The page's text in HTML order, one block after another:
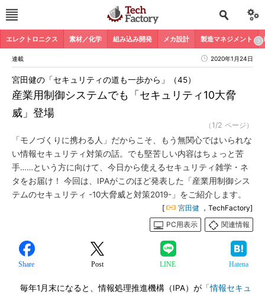
エレクトロニクス 素材／化学 組み込み開発 メカ設計 製造マネジメント
連載 2020年1月24日
産業用制御システムでも「セキュリティ10大脅
威」登場
宮田健の「セキュリティの道も一歩から」（45）
（1/2 ページ）
「モノづくりに携わる人」だからこそ、もう無関心ではいられな
い情報セキュリティ対策の話。でも堅苦しい内容はちょっと苦
手……という方に向けて、今日から使えるセキュリティ雑学・ネ
タをお届け！ 今回は、IPAがこのほど発表した「産業用制御シス
テムのセキュリティ -10大脅威と対策2019-」をご紹介します。
[ 宮田健 ，TechFactory]
PC用表示
関連情報
Share Post LINE Hatena
毎年1月末になると、情報処理推進機構（IPA）が 「情報セキュ